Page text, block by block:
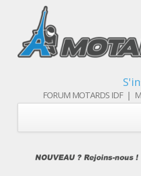
FORUM MOTARDS IDF |